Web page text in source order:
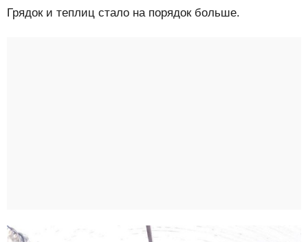
Грядок и теплиц стало на порядок больше.